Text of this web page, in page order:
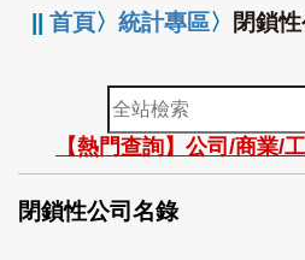
||首頁〉統計專區〉 閉鎖
全
站
檢
索
【熱門查詢】公司/商業/
閉鎖性公司名錄